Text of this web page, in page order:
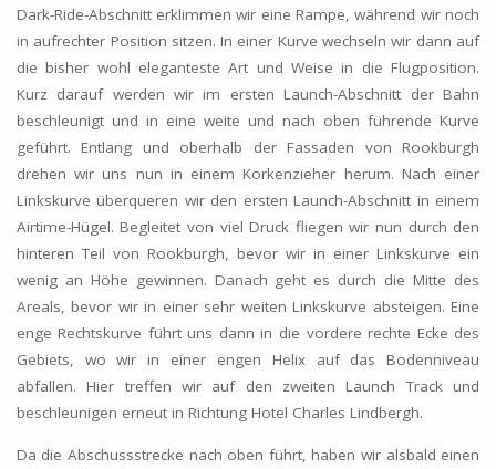
Dark-Ride-Abschnitt erklimmen wir eine Rampe, während wir noch
in aufrechter Position sitzen. In einer Kurve wechseln wir dann auf
die bisher wohl eleganteste Art und Weise in die Flugposition.
Kurz darauf werden wir im ersten Launch-Abschnitt der Bahn
beschleunigt und in eine weite und nach oben führende Kurve
geführt. Entlang und oberhalb der Fassaden von Rookburgh
drehen wir uns nun in einem Korkenzieher herum. Nach einer
Linkskurve überqueren wir den ersten Launch-Abschnitt in einem
Airtime-Hügel. Begleitet von viel Druck fliegen wir nun durch den
hinteren Teil von Rookburgh, bevor wir in einer Linkskurve ein
wenig an Höhe gewinnen. Danach geht es durch die Mitte des
Areals, bevor wir in einer sehr weiten Linkskurve absteigen. Eine
enge Rechtskurve führt uns dann in die vordere rechte Ecke des
Gebiets, wo wir in einer engen Helix auf das Bodenniveau
abfallen. Hier treffen wir auf den zweiten Launch Track und
beschleunigen erneut in Richtung Hotel Charles Lindbergh.
Da die Abschussstrecke nach oben führt, haben wir alsbald einen